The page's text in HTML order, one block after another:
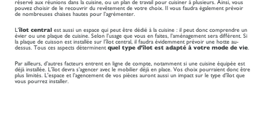
réservé aux réunions dans la cuisine, ou un plan de travail pour cuisiner à plusieurs. Ainsi, vous
pouvez choisir de le recouvrir du revêtement de votre choix. Il vous faudra également prévoir
de nombreuses chaises hautes pour l’agrémenter.
L’îlot central est aussi un espace qui peut être dédié à la cuisine : il peut donc comprendre un
évier ou une plaque de cuisine. Selon l’usage que vous en faites, l’aménagement sera différent. Si
la plaque de cuisson est installée sur l’îlot central, il faudra évidemment prévoir une hotte au-
dessus. Tous ces aspects déterminent quel type d’îlot est adapté à votre mode de vie
Par ailleurs, d’autres facteurs entrent en ligne de compte, notamment si une cuisine équipée est
déjà installée. L’îlot devra s’agencer avec le mobilier déjà en place. Vos choix pourraient donc être
plus limités. L'espace et l’agencement de vos pièces auront aussi un impact sur le type d’îlot que
vous pourrez installer.